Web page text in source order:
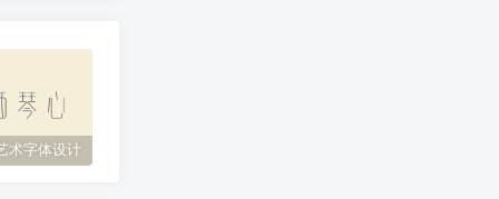
术字体设计